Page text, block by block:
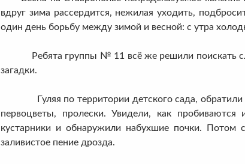
вдруг зима рассердится, нежилая уходить,
один день борьбу между зимой и весной: с утра
Ребята группы № 11 всё же решили поискать
загадки.
Гуляя по территории детского сада, обратили
первоцветы, пролески. Увидели, как
кустарники и обнаружили набухшие почки. Потом
заливистое пение дрозда.